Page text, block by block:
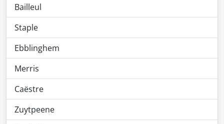
Bailleul
Staple
Ebblinghem
Merris
Caëstre
Zuytpeene